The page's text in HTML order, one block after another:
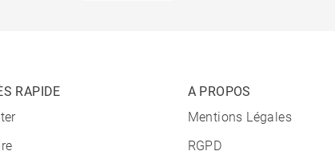
RAPIDE
A PROPOS
Mentions Légales
RGPD